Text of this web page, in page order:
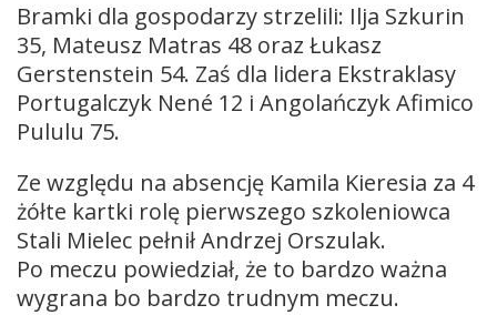
Bramki dla gospodarzy strzelili: Ilja Szkurin
35, Mateusz Matras 48 oraz Łukasz
Gerstenstein 54. Zaś dla lidera Ekstraklasy
Portugalczyk Nené 12 i Angolańczyk Afimico
Pululu 75.
Ze względu na absencję Kamila Kieresia za 4
żółte kartki rolę pierwszego szkoleniowca
Stali Mielec pełnił Andrzej Orszulak.
Po meczu powiedział, że to bardzo ważna
wygrana bo bardzo trudnym meczu.